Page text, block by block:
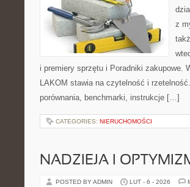
z
i premiery sprzętu i Poradniki zakupowe.
LAKOM stawia na czytelność i
porównania, benchmarki, instrukcje […]
CATEGORIES: NIERUCHOMOŚCI
NADZIEJA I
POSTED BY ADMIN LUT - 6 - 2026